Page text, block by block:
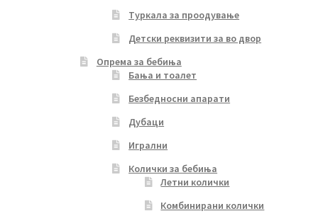
Туркала за проодување
Детски реквизити за во двор
Опрема за бебиња
Бања и тоалет
Безбедносни апарати
Дубаци
Игрални
Колички за бебиња
Летни колички
Комбинирани колички